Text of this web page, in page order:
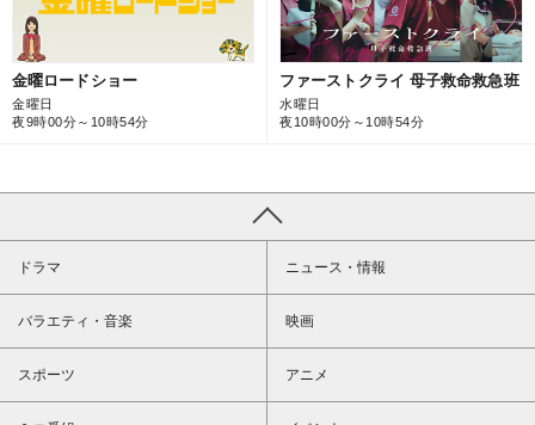
金曜ロードショー
金曜日
夜9時00分～10時54分
ファーストクライ 母子救命救急班
水曜日
夜10時00分～10時54分
ドラマ ニュース・情報
バラエティ・音楽 映画
スポーツ アニメ